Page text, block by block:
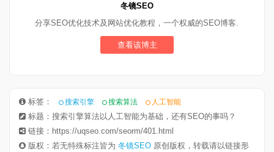
冬镜SEO
分享SEO优化技术及网站优化教程，一个权威的SEO博客.
查看该博主
标签： 搜索引擎 搜索算法 人工智能
标题：搜索引擎算法以人工智能为基础，还有SEO的事吗？
链接：https://uqseo.com/seorm/401.html
版权：若无特殊标注皆为 冬镜SEO 原创版权，转载请以链接形